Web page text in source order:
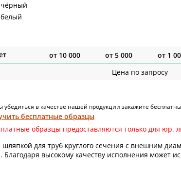
чёрный
белый
от 10 000 от 5 000 от 1
Цена по запросу
убедиться в качестве нашей продукции закажите
бесплатные образцы
образцы предоставляются только для юр.
для труб круглого сечения с внешним
высокому качеству исполнения может